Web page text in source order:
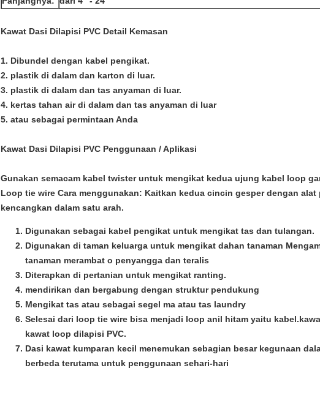
Kawat Dasi Dilapisi PVC Detail Kemasan
1. Dibundel dengan kabel pengikat.
2. plastik di dalam dan karton di luar.
3. plastik di dalam dan tas anyaman di luar.
4. kertas tahan air di dalam dan tas anyaman di luar
5. atau sebagai permintaan Anda
Kawat Dasi Dilapisi PVC Penggunaan / Aplikasi
Gunakan semacam kabel twister untuk mengikat kedua ujung kabel loop
Loop tie wire Cara menggunakan: Kaitkan kedua cincin gesper dengan alat
kencangkan dalam satu arah.
Digunakan sebagai kabel pengikat untuk mengikat tas dan tulangan.
Digunakan di taman keluarga untuk mengikat dahan tanaman
tanaman merambat o penyangga dan teralis
Diterapkan di pertanian untuk mengikat ranting.
mendirikan dan bergabung dengan struktur pendukung
Mengikat tas atau sebagai segel ma atau tas laundry
Selesai dari loop tie wire bisa menjadi loop anil hitam yaitu
kawat loop dilapisi PVC.
Dasi kawat kumparan kecil menemukan sebagian besar kegunaan
berbeda terutama untuk penggunaan sehari-hari